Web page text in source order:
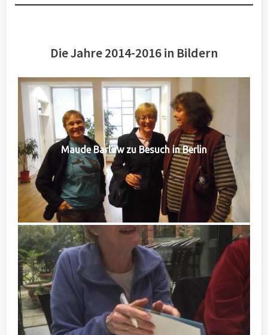
Die Jahre 2014-2016 in Bildern
Maude Barlow zu Besuch in Berlin